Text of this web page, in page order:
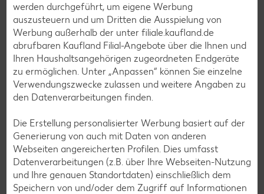
Schokokuchen-Rezepte
Torten-Rezepte
Eis-Rezepte
Pfannkuchen-Rezepte
Plätzchen-Rezepte
Smoothie-Rezepte
Bowle-Rezepte
Cocktail-Rezepte
Avocado-Rezepte
werden durchgeführt, um eigene Werbung
auszusteuern und um Dritten die Ausspielung von
Werbung außerhalb der unter filiale.kaufland.de
abrufbaren Kaufland Filial-Angebote über die Ihnen und
Ihren Haushaltsangehörigen zugeordneten Endgeräte
zu ermöglichen. Unter „Anpassen“ können Sie einzelne
Verwendungszwecke zulassen und weitere Angaben zu
den Datenverarbeitungen finden.
Die Erstellung personalisierter Werbung basiert auf der
Generierung von auch mit Daten von anderen
Webseiten angereicherten Profilen. Dies umfasst
Datenverarbeitungen (z.B. über Ihre Webseiten-Nutzung
und Ihre genauen Standortdaten) einschließlich dem
Speichern von und/oder dem Zugriff auf Informationen